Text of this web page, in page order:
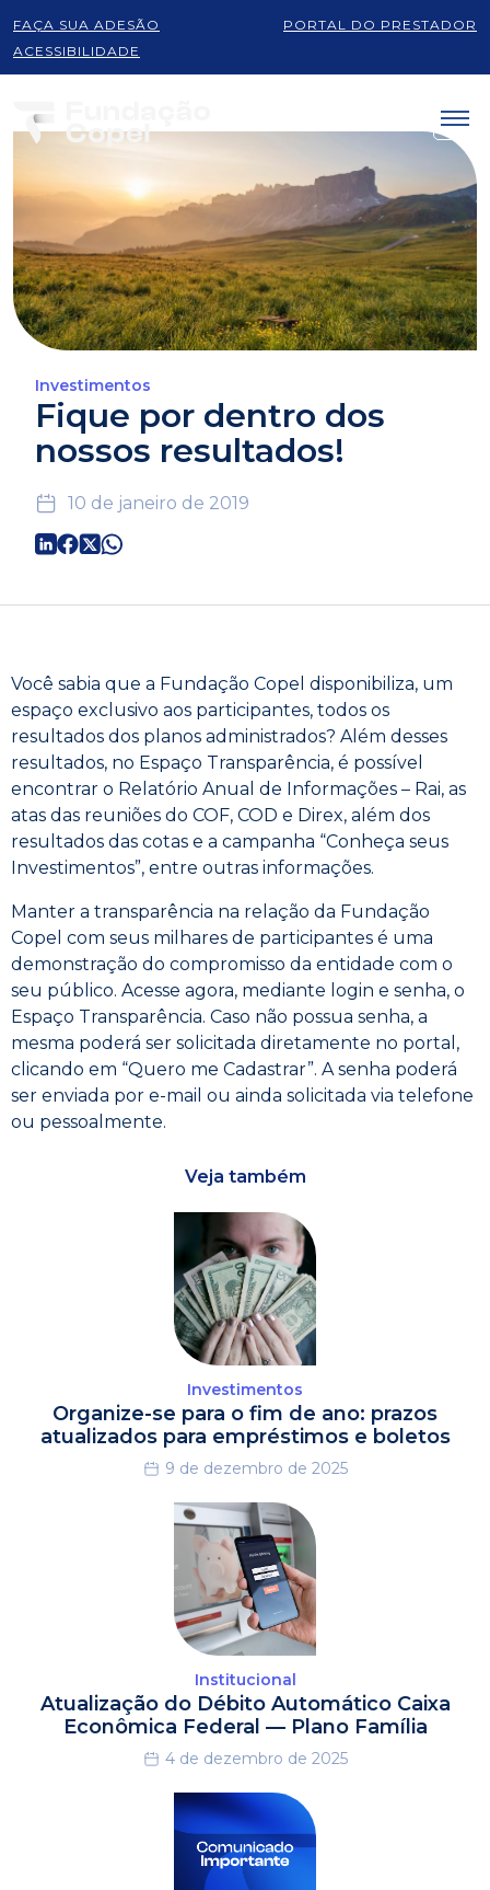
FAÇA SUA ADESÃO
PORTAL DO PRESTADOR
ACESSIBILIDADE
Investimentos
Fique por dentro dos
nossos resultados!
10 de janeiro de 2019
Você sabia que a Fundação Copel disponibiliza, um
espaço exclusivo aos participantes, todos os
resultados dos planos administrados? Além desses
resultados, no Espaço Transparência, é possível
encontrar o Relatório Anual de Informações – Rai, as
atas das reuniões do COF, COD e Direx, além dos
resultados das cotas e a campanha “Conheça seus
Investimentos”, entre outras informações.
Manter a transparência na relação da Fundação
Copel com seus milhares de participantes é uma
demonstração do compromisso da entidade com o
seu público. Acesse agora, mediante login e senha, o
Espaço Transparência. Caso não possua senha, a
mesma poderá ser solicitada diretamente no portal,
clicando em “Quero me Cadastrar”. A senha poderá
ser enviada por e-mail ou ainda solicitada via telefone
ou pessoalmente.
Veja também
Investimentos
Organize-se para o fim de ano: prazos
atualizados para empréstimos e boletos
9 de dezembro de 2025
Institucional
Atualização do Débito Automático Caixa
Econômica Federal — Plano Família
4 de dezembro de 2025